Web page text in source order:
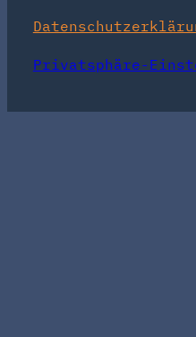
Privatsphäre-